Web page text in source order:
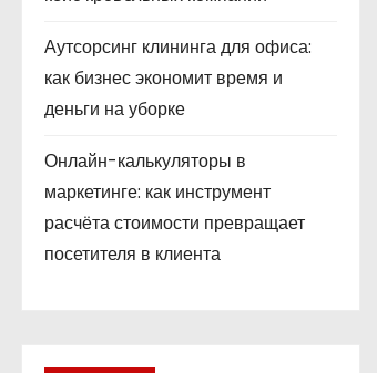
Аутсорсинг клининга для офиса:
как бизнес экономит время и
деньги на уборке
Онлайн-калькуляторы в
маркетинге: как инструмент
расчёта стоимости превращает
посетителя в клиента